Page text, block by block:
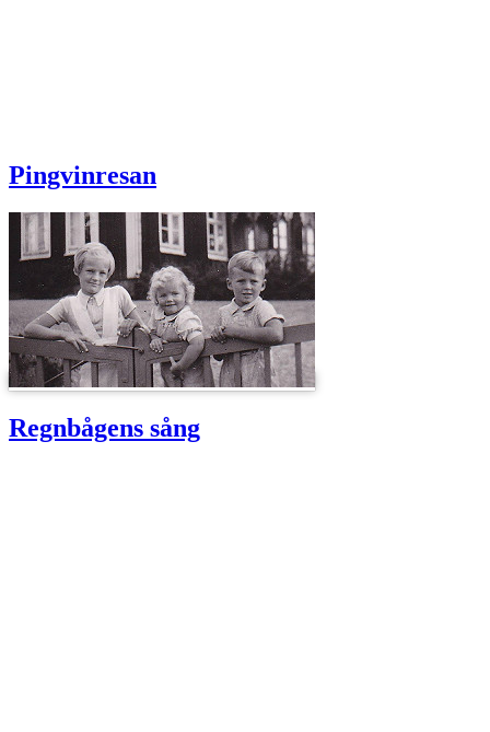
Pingvinresan
Regnbågens sång